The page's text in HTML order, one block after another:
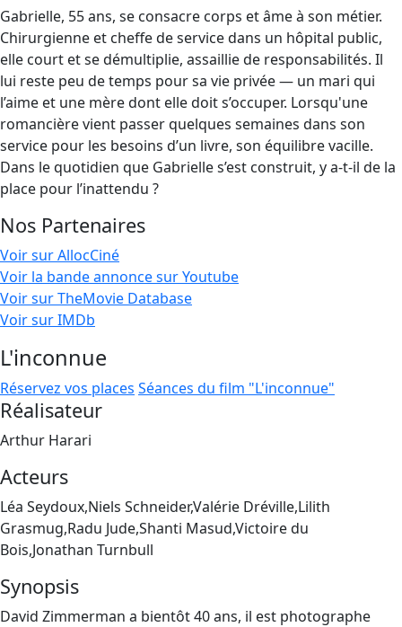
Gabrielle, 55 ans, se consacre corps et âme à son métier.
Chirurgienne et cheffe de service dans un hôpital public,
elle court et se démultiplie, assaillie de responsabilités. Il
lui reste peu de temps pour sa vie privée — un mari qui
l’aime et une mère dont elle doit s’occuper. Lorsqu'une
romancière vient passer quelques semaines dans son
service pour les besoins d’un livre, son équilibre vacille.
Dans le quotidien que Gabrielle s’est construit, y a-t-il de la
place pour l’inattendu ?
Nos Partenaires
Voir sur AllocCiné
Voir la bande annonce sur Youtube
Voir sur TheMovie Database
Voir sur IMDb
L'inconnue
Réservez vos places Séances du film "L'inconnue"
Réalisateur
Arthur Harari
Acteurs
Léa Seydoux,Niels Schneider,Valérie Dréville,Lilith
Grasmug,Radu Jude,Shanti Masud,Victoire du
Bois,Jonathan Turnbull
Synopsis
David Zimmerman a bientôt 40 ans, il est photographe